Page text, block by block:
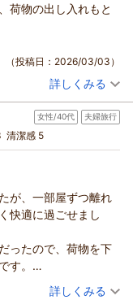
ただきまして誠に
スタッフ一同大変嬉
テルを目指して参り
ぜひ当ホテルをご利
同、心からお待ち
荷物の出し入れもと
（投稿日：2026/03/03）
や観光の拠点に♪軽食＆
食事なし
)
いただきまして誠に
タッフ一同大変嬉
ルを目指して参り
ぜひ当ホテルをご利
詳しくみる
女性/40代 夫婦旅行
清潔感 5
が、一部屋ずつ離れ
快適に過ごせまし
ったので、荷物を下
す。
もうと思ったら、お
（投稿日：2026/02/24）
詳しくみる